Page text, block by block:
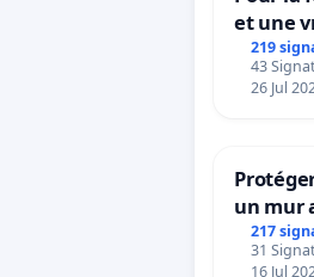
et une
la
219
43
26 Jul
un mur
217
31
16 Jul